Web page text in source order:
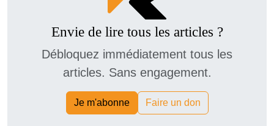
Envie de lire tous les articles ?
Débloquez immédiatement tous les
articles. Sans engagement.
Je m'abonne Faire un don